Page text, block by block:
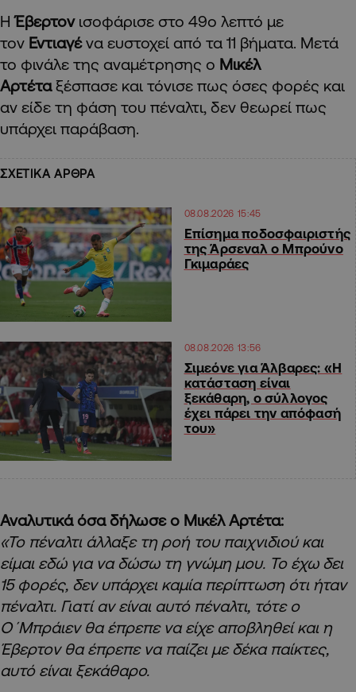
ΗΈβερτονισοφάρισε στο 49ο λεπτό με
τον Εντιαγένα ευστοχεί από τα 11 βήματα. Μετά
το φινάλε της αναμέτρησης ο Μικέλ
Αρτέταξέσπασε και τόνισε πως όσες φορές και
αν είδε τη φάση του πέναλτι, δεν θεωρεί πως
υπάρχει παράβαση.
ΣΧΕΤΙΚΑ ΑΡΘΡΑ
08.08.2026 15:45
Επίσημα ποδοσφαιριστής
της Άρσεναλ ο Μπρούνο
Γκιμαράες
08.08.2026 13:56
Σιμεόνε για Άλβαρες: «Η
κατάσταση είναι
ξεκάθαρη, ο σύλλογος
έχει πάρει την απόφασή
του»
Αναλυτικά όσα δήλωσε ο Μικέλ Αρτέτα:
«Το πέναλτι άλλαξε τη ροή του παιχνιδιού και
είμαι εδώ για να δώσω τη γνώμη μου. Το έχω δει
15 φορές, δεν υπάρχει καμία περίπτωση ότι ήταν
πέναλτι. Γιατί αν είναι αυτό πέναλτι, τότε ο
Ο΄Μπράιεν θα έπρεπε να είχε αποβληθεί και η
Έβερτον θα έπρεπε να παίζει με δέκα παίκτες,
αυτό είναι ξεκάθαρο.